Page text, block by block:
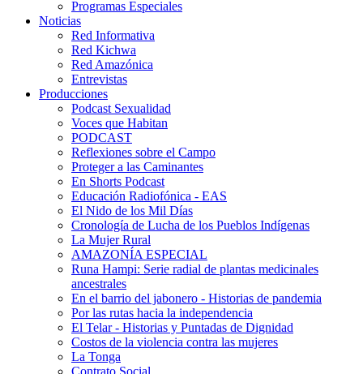
Programas Especiales
Noticias
Red Informativa
Red Kichwa
Red Amazónica
Entrevistas
Producciones
Podcast Sexualidad
Voces que Habitan
PODCAST
Reflexiones sobre el Campo
Proteger a las Caminantes
En Shorts Podcast
Educación Radiofónica - EAS
El Nido de los Mil Días
Cronología de Lucha de los Pueblos Indígenas
La Mujer Rural
AMAZONÍA ESPECIAL
Runa Hampi: Serie radial de plantas medicinales
ancestrales
En el barrio del jabonero - Historias de pandemia
Por las rutas hacia la independencia
El Telar - Historias y Puntadas de Dignidad
Costos de la violencia contra las mujeres
La Tonga
Contrato Social